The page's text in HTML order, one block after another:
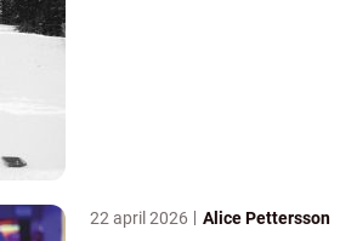
22 april 2026 Alice Pettersson